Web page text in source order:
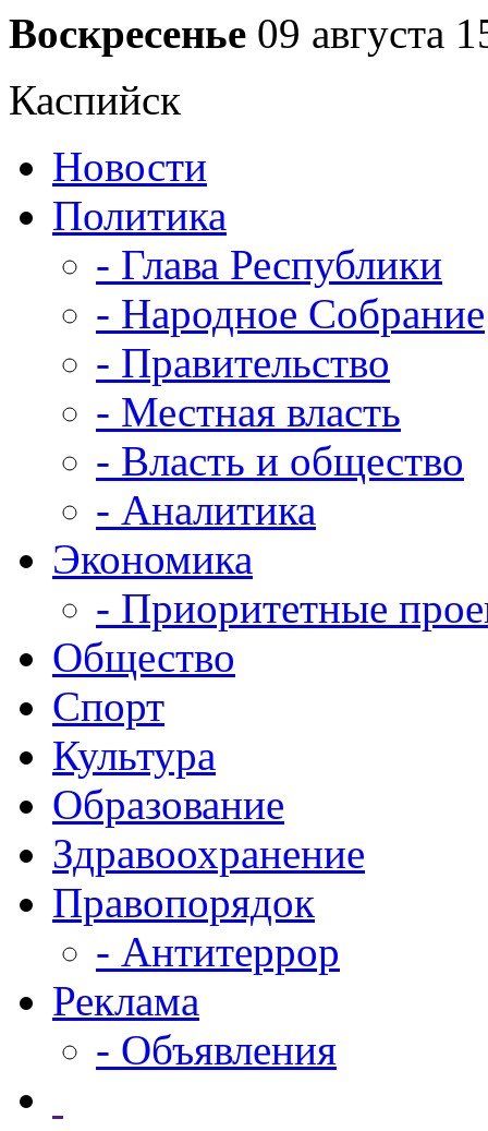
Воскресенье 09 августа
Каспийск
Новости
Политика
- Глава Республики
- Народное Собрание
- Правительство
- Местная власть
- Власть и общество
- Аналитика
Экономика
- Приоритетные
Общество
Спорт
Культура
Образование
Здравоохранение
Правопорядок
- Антитеррор
Реклама
- Объявления